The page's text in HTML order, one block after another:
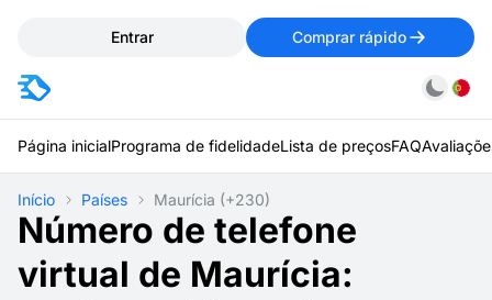
Entrar Comprar rápido
Página inicialPrograma de fidelidadeLista de preçosFAQ
Início Países Maurícia (+230)
Número de telefone
virtual de Maurícia: